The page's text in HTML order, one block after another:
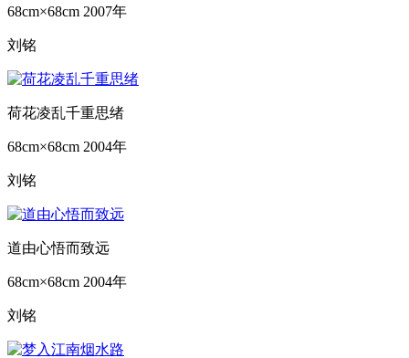
68cm×68cm 2007年
刘铭
荷花凌乱千重思绪
68cm×68cm 2004年
刘铭
道由心悟而致远
68cm×68cm 2004年
刘铭